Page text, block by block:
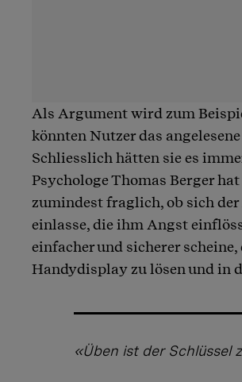
Als Argument wird zum
könnten Nutzer das
Schliesslich hätten sie es
Psychologe Thomas Berger
zumindest fraglich, ob sich
einlasse, die ihm Angst
einfacher und sicherer
Handydisplay zu lösen und in
«Üben ist der Schlüssel